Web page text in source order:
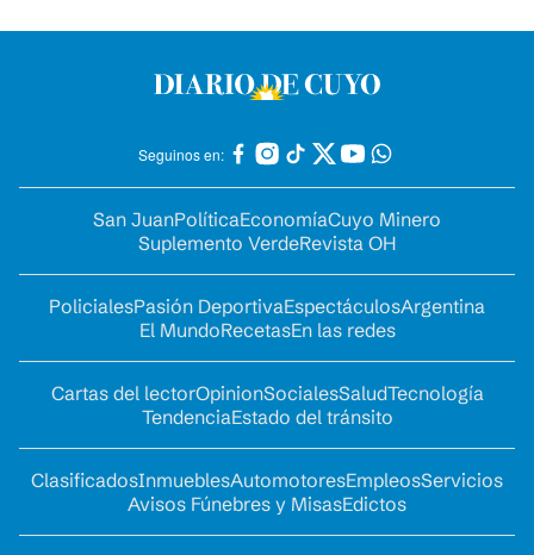
Seguinos en:
San JuanPolíticaEconomíaCuyo Minero
Suplemento VerdeRevista OH
PolicialesPasión DeportivaEspectáculosArgentina
El MundoRecetasEn las redes
Cartas del lectorOpinionSocialesSaludTecnología
TendenciaEstado del tránsito
ClasificadosInmueblesAutomotoresEmpleosServicios
Avisos Fúnebres y MisasEdictos